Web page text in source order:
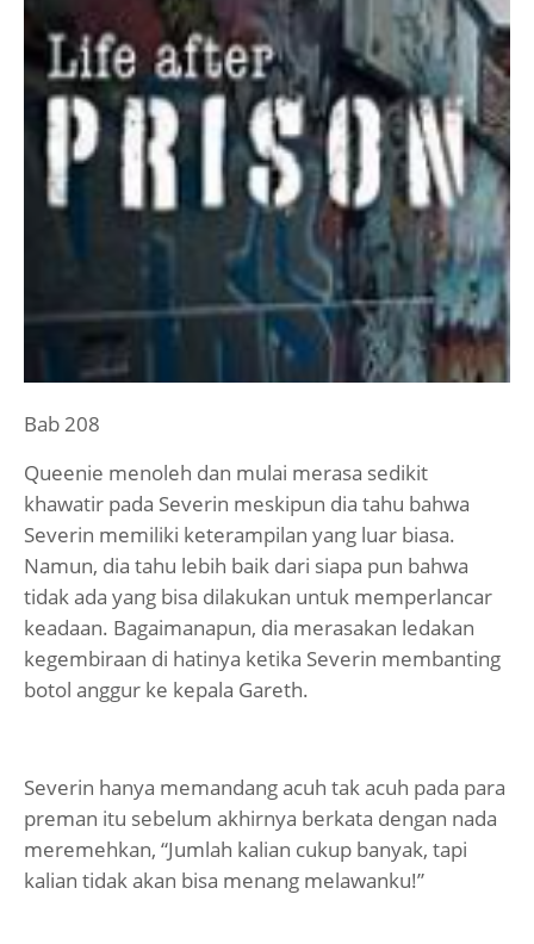
Bab 208
Queenie menoleh dan mulai merasa sedikit
khawatir pada Severin meskipun dia tahu bahwa
Severin memiliki keterampilan yang luar biasa.
Namun, dia tahu lebih baik dari siapa pun bahwa
tidak ada yang bisa dilakukan untuk memperlancar
keadaan. Bagaimanapun, dia merasakan ledakan
kegembiraan di hatinya ketika Severin membanting
botol anggur ke kepala Gareth.
Severin hanya memandang acuh tak acuh pada para
preman itu sebelum akhirnya berkata dengan nada
meremehkan, “Jumlah kalian cukup banyak, tapi
kalian tidak akan bisa menang melawanku!”